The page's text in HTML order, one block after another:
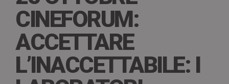
CINEFORUM:
ACCETTARE
L’INACCETTABILE: I